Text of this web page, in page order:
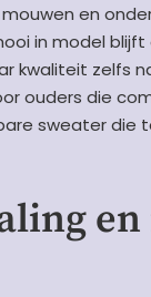
en
in model blijft
kwaliteit zelfs
ouders die
sweater die